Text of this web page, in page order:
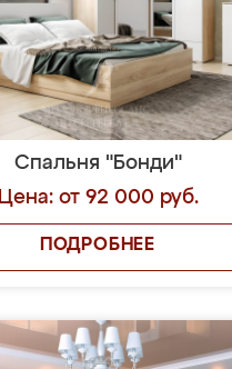
Спальня "Бонди"
Цена: от 92 000 руб.
ПОДРОБНЕЕ